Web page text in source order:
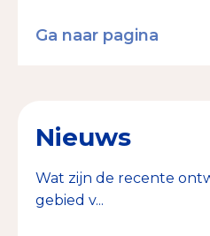
Ga naar pagina
Nieuws
Wat zijn de recente
gebied v...